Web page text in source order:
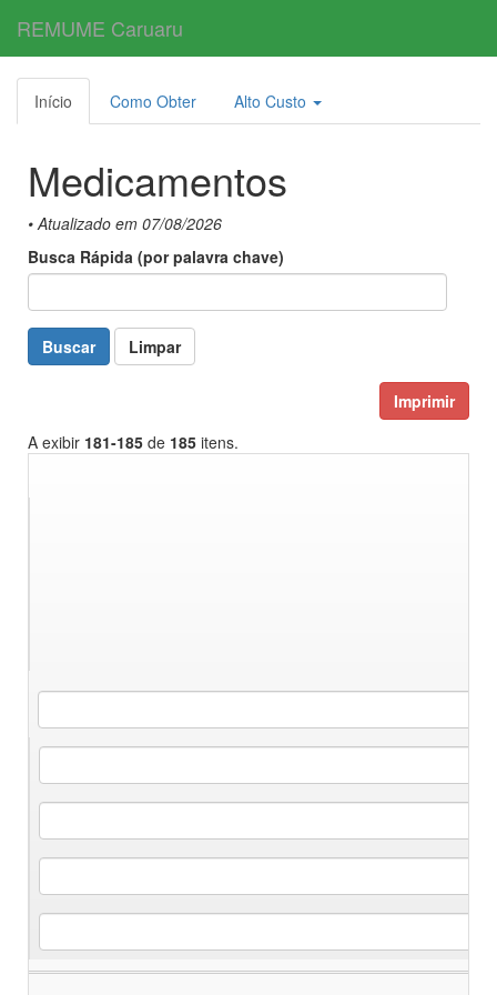
REMUME Caruaru
Início Como Obter Alto Custo
Medicamentos
• Atualizado em 07/08/2026
Busca Rápida (por palavra chave)
Buscar Limpar
Imprimir
A exibir 181-185 de 185 itens.